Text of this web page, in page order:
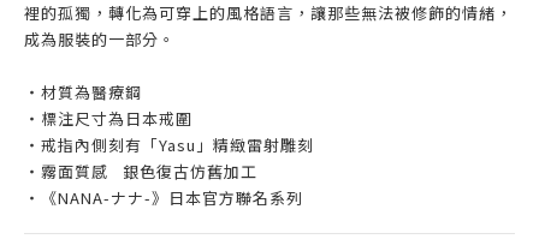
裡的孤獨，轉化為可穿上的風格語言，讓那些無法被修飾的情緒，
成為服裝的一部分。
‧材質為醫療鋼
‧標注尺寸為日本戒圍
‧戒指內側刻有「Yasu」精緻雷射雕刻
‧霧面質感 銀色復古仿舊加工
‧《NANA-ナナ-》日本官方聯名系列